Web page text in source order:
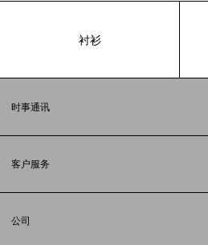
衬衫
时事通讯
客户服务
配送方式
公司